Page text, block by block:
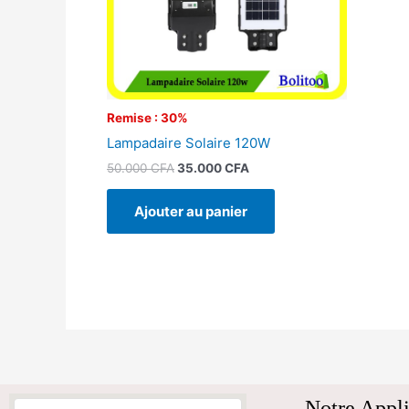
Remise : 30%
Lampadaire Solaire 120W
50.000CFA35.000CFA
Ajouter au panier